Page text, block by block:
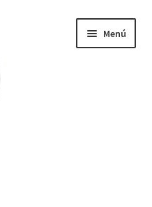
Menú